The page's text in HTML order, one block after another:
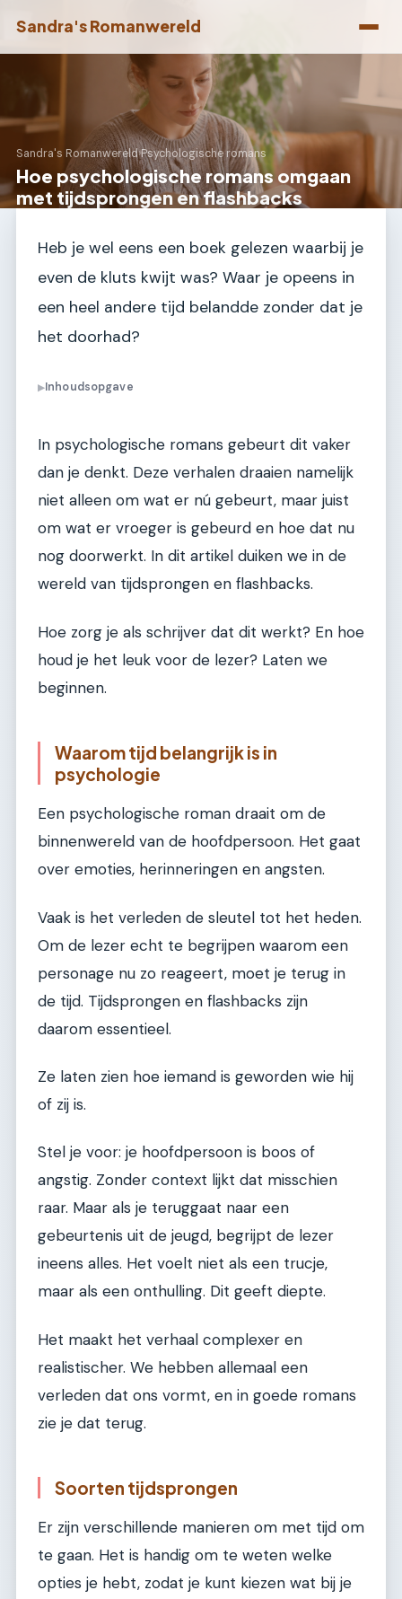
Sandra's Romanwereld
Sandra's Romanwereld›Psychologische romans
Hoe psychologische romans omgaan
met tijdsprongen en flashbacks
Heb je wel eens een boek gelezen waarbij je
even de kluts kwijt was? Waar je opeens in
een heel andere tijd belandde zonder dat je
het doorhad?
▶Inhoudsopgave
In psychologische romans gebeurt dit vaker
dan je denkt. Deze verhalen draaien namelijk
niet alleen om wat er nú gebeurt, maar juist
om wat er vroeger is gebeurd en hoe dat nu
nog doorwerkt. In dit artikel duiken we in de
wereld van tijdsprongen en flashbacks.
Hoe zorg je als schrijver dat dit werkt? En hoe
houd je het leuk voor de lezer? Laten we
beginnen.
Waarom tijd belangrijk is in
psychologie
Een psychologische roman draait om de
binnenwereld van de hoofdpersoon. Het gaat
over emoties, herinneringen en angsten.
Vaak is het verleden de sleutel tot het heden.
Om de lezer echt te begrijpen waarom een
personage nu zo reageert, moet je terug in
de tijd. Tijdsprongen en flashbacks zijn
daarom essentieel.
Ze laten zien hoe iemand is geworden wie hij
of zij is.
Stel je voor: je hoofdpersoon is boos of
angstig. Zonder context lijkt dat misschien
raar. Maar als je teruggaat naar een
gebeurtenis uit de jeugd, begrijpt de lezer
ineens alles. Het voelt niet als een trucje,
maar als een onthulling. Dit geeft diepte.
Het maakt het verhaal complexer en
realistischer. We hebben allemaal een
verleden dat ons vormt, en in goede romans
zie je dat terug.
Soorten tijdsprongen
Er zijn verschillende manieren om met tijd om
te gaan. Het is handig om te weten welke
opties je hebt, zodat je kunt kiezen wat bij je